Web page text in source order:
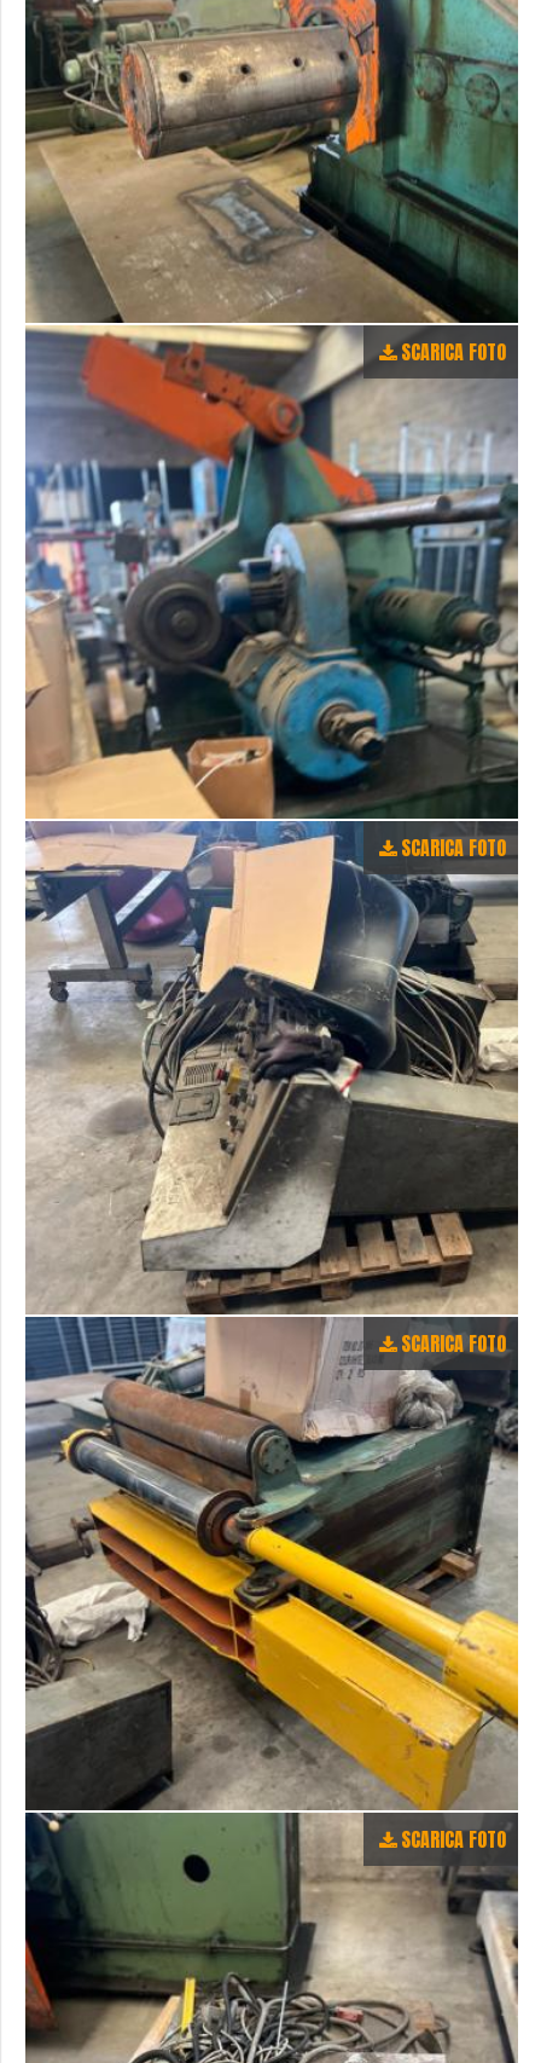
SCARICA FOTO
SCARICA FOTO
SCARICA FOTO
SCARICA FOTO